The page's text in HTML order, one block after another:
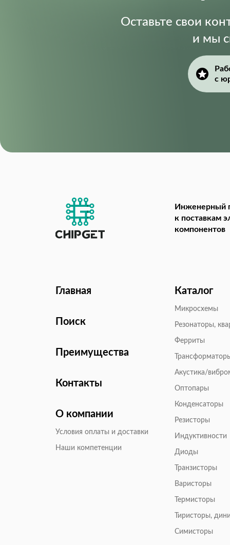
Оставьте свои
и мы
с
Инженерный
к поставкам
компонентов
Главная
Поиск
Преимущества
Контакты
О компании
Условия оплаты и доставки
Наши компетенции
Каталог
Микросхемы
Резонаторы,
Ферриты
Акустика/
Оптопары
Конденсаторы
Резисторы
Индуктивности
Диоды
Транзисторы
Варисторы
Термисторы
Тиристоры,
Симисторы